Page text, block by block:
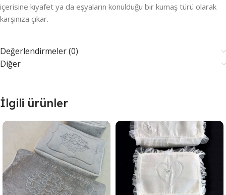
içerisine kıyafet ya da eşyaların konulduğu bir kumaş türü olarak
karşınıza çıkar.
Değerlendirmeler (0)
Diğer
İlgili ürünler